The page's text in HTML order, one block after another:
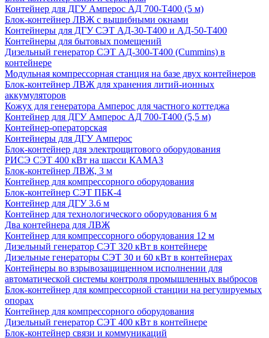
Контейнер для ДГУ Амперос АД 700-Т400 (5 м)
Блок-контейнер ЛВЖ с вышибными окнами
Контейнеры для ДГУ СЭТ АД-30-Т400 и АД-50-Т400
Контейнеры для бытовых помещений
Дизельный генератор СЭТ АД-300-Т400 (Cummins) в
контейнере
Модульная компрессорная станция на базе двух контейнеров
Блок-контейнер ЛВЖ для хранения литий-ионных
аккумуляторов
Кожух для генератора Амперос для частного коттеджа
Контейнер для ДГУ Амперос АД 700-Т400 (5,5 м)
Контейнер-операторская
Контейнеры для ДГУ Амперос
Блок-контейнер для электрощитового оборудования
РИСЭ СЭТ 400 кВт на шасси КАМАЗ
Блок-контейнер ЛВЖ, 3 м
Контейнер для компрессорного оборудования
Блок-контейнер СЭТ ПБК-4
Контейнер для ДГУ 3.6 м
Контейнер для технологического оборудования 6 м
Два контейнера для ЛВЖ
Контейнер для компрессорного оборудования 12 м
Дизельный генератор СЭТ 320 кВт в контейнере
Дизельные генераторы СЭТ 30 и 60 кВт в контейнерах
Контейнеры во взрывозащищенном исполнении для
автоматической системы контроля промышленных выбросов
Блок-контейнер для компрессорной станции на регулируемых
опорах
Контейнер для компрессорного оборудования
Дизельный генератор СЭТ 400 кВт в контейнере
Блок-контейнер связи и коммуникаций